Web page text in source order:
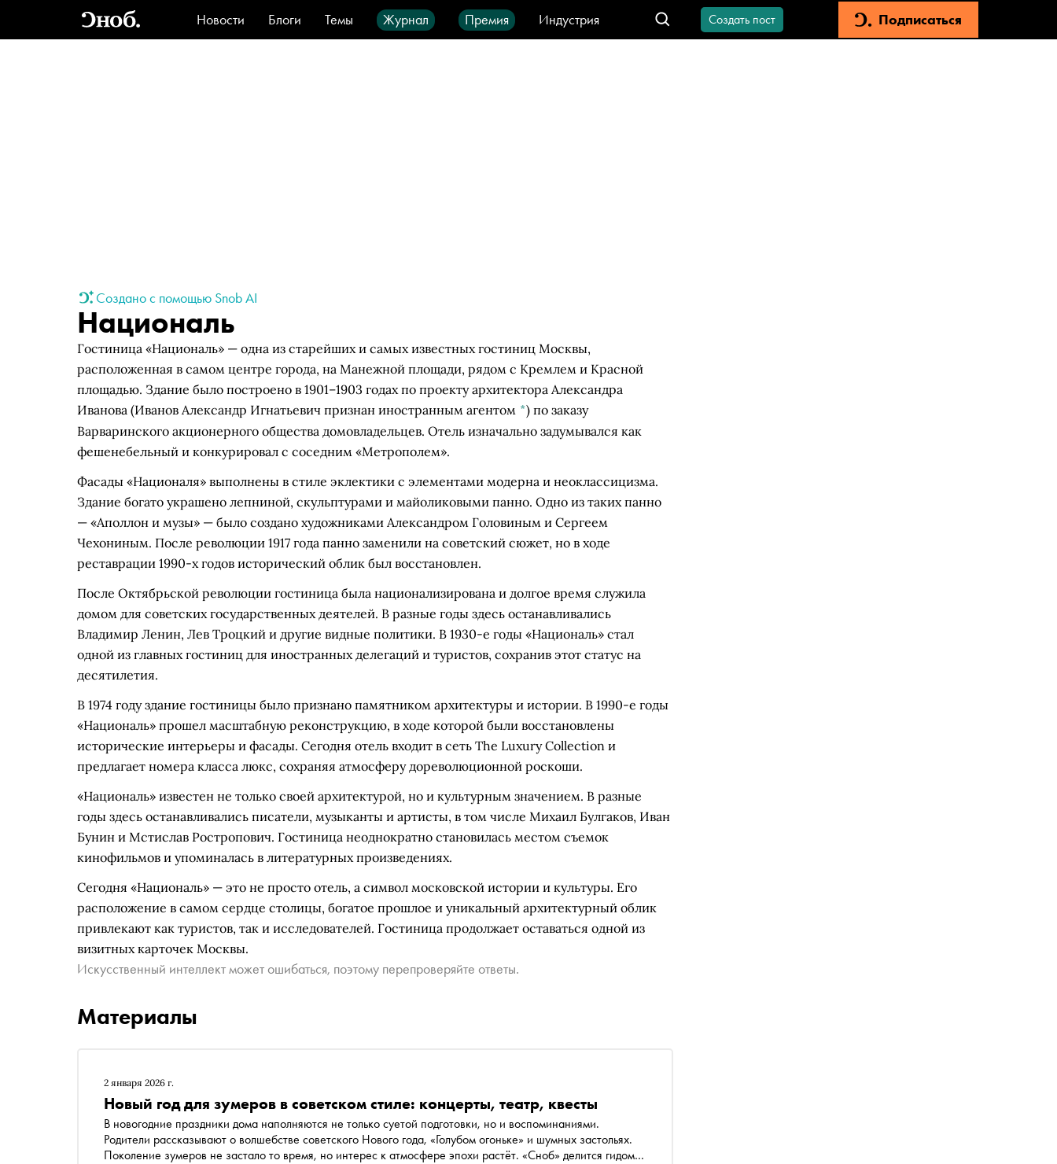
Новости Блоги Темы Журнал Премия
Индустрия
Стиль
Видео Город IT-продукты
Создать пост Подписаться
Создано с помощью Snob AI
Националь
Гостиница «Националь» — одна из старейших и самых известных гостиниц Москвы,
расположенная в самом центре города, на Манежной площади, рядом с Кремлем и Красной
площадью. Здание было построено в 1901–1903 годах по проекту архитектора Александра
Иванова (Иванов Александр Игнатьевич признан иностранным агентом *) по заказу
Варваринского акционерного общества домовладельцев. Отель изначально задумывался как
фешенебельный и конкурировал с соседним «Метрополем».
Фасады «Националя» выполнены в стиле эклектики с элементами модерна и неоклассицизма.
Здание богато украшено лепниной, скульптурами и майоликовыми панно. Одно из таких панно
— «Аполлон и музы» — было создано художниками Александром Головиным и Сергеем
Чехониным. После революции 1917 года панно заменили на советский сюжет, но в ходе
реставрации 1990-х годов исторический облик был восстановлен.
После Октябрьской революции гостиница была национализирована и долгое время служила
домом для советских государственных деятелей. В разные годы здесь останавливались
Владимир Ленин, Лев Троцкий и другие видные политики. В 1930-е годы «Националь» стал
одной из главных гостиниц для иностранных делегаций и туристов, сохранив этот статус на
десятилетия.
В 1974 году здание гостиницы было признано памятником архитектуры и истории. В 1990-е годы
«Националь» прошел масштабную реконструкцию, в ходе которой были восстановлены
исторические интерьеры и фасады. Сегодня отель входит в сеть The Luxury Collection и
предлагает номера класса люкс, сохраняя атмосферу дореволюционной роскоши.
«Националь» известен не только своей архитектурой, но и культурным значением. В разные
годы здесь останавливались писатели, музыканты и артисты, в том числе Михаил Булгаков, Иван
Бунин и Мстислав Ростропович. Гостиница неоднократно становилась местом съемок
кинофильмов и упоминалась в литературных произведениях.
Сегодня «Националь» — это не просто отель, а символ московской истории и культуры. Его
расположение в самом сердце столицы, богатое прошлое и уникальный архитектурный облик
привлекают как туристов, так и исследователей. Гостиница продолжает оставаться одной из
визитных карточек Москвы.
Искусственный интеллект может ошибаться, поэтому перепроверяйте ответы.
Материалы
2 января 2026 г.
Новый год для зумеров в советском стиле: концерты, театр, квесты
В новогодние праздники дома наполняются не только суетой подготовки, но и воспоминаниями.
Родители рассказывают о волшебстве советского Нового года, «Голубом огоньке» и шумных застольях.
Поколение зумеров не застало то время, но интерес к атмосфере эпохи растёт. «Сноб» делится гидом